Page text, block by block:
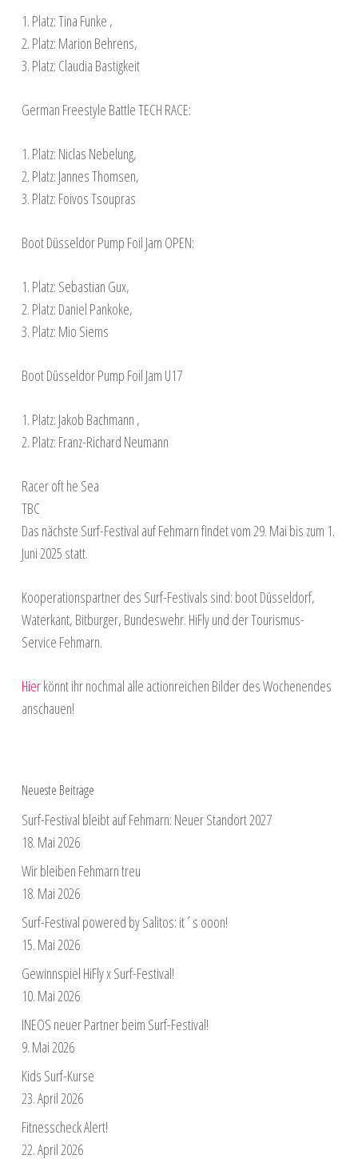
1. Platz: Tina Funke ,
2. Platz: Marion Behrens,
3. Platz: Claudia Bastigkeit
German Freestyle Battle TECH RACE:
1. Platz: Niclas Nebelung,
2. Platz: Jannes Thomsen,
3. Platz: Foivos Tsoupras
Boot Düsseldor Pump Foil Jam OPEN:
1. Platz: Sebastian Gux,
2. Platz: Daniel Pankoke,
3. Platz: Mio Siems
Boot Düsseldor Pump Foil Jam U17
1. Platz: Jakob Bachmann ,
2. Platz: Franz-Richard Neumann
Racer oft he Sea
TBC
Das nächste Surf-Festival auf Fehmarn findet vom 29. Mai bis zum 1.
Juni 2025 statt.
Kooperationspartner des Surf-Festivals sind: boot Düsseldorf,
Waterkant, Bitburger, Bundeswehr. HiFly und der Tourismus-
Service Fehmarn.
Hierkönnt ihr nochmal alle actionreichen Bilder des Wochenendes
anschauen!
Neueste Beiträge
Surf-Festival bleibt auf Fehmarn: Neuer Standort 2027
18. Mai 2026
Wir bleiben Fehmarn treu
18. Mai 2026
Surf-Festival powered by Salitos: it´s ooon!
15. Mai 2026
Gewinnspiel HiFly x Surf-Festival!
10. Mai 2026
INEOS neuer Partner beim Surf-Festival!
9. Mai 2026
Kids Surf-Kurse
23. April 2026
Fitnesscheck Alert!
22. April 2026